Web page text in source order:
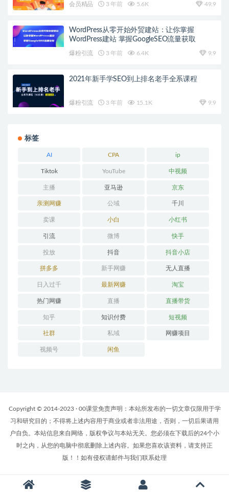
会员精品 3 年前 5.6K 49.9
WordPress从零开始外贸建站：让你掌握
WordPress建站 掌握GoogleSEO流量获取
爆粉引流 3 年前 6.4K 9.9
2021年新手学SEO到上排名老手全系课程
爆粉引流 3 年前 15.1K 9.9
标签
AI CPA ip
Tiktok YouTube 中视频
主播 亚马逊 京东
亲测网赚 公域 千川
卖课 小白 小红书
引流 微博 快手
投放 抖音 抖音小店
拼多多 新手网赚 无人直播
日入过千 最新网赚 淘宝
热门网赚 直播 直播带货
知乎 知识付费 短视频
社群 私域 网赚项目
视频号 闲鱼
Copyright © 2014-2023 · 00课堂免责声明：本站所发布的一切文章仅限用于学
习和研究目的；不得将上述内容用于商业或者非法用途，否则，一切后果请用
户自负。本站信息来自网络，版权争议与本站无关。您必须在下载后的24个小
时之内，从您的电脑中彻底删除上述内容。如果您喜欢该资料，请支持正
版！！如有侵权请邮件与我们联系处理